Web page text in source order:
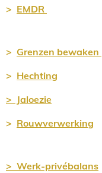
> EMDR
> Grenzen bewaken
> Hechting
> Jaloezie
> Rouwverwerking
> Werk-privébalans